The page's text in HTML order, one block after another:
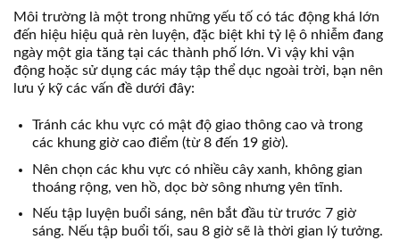
Môi trường là một trong những yếu tố có tác động khá lớn
đến hiệu hiệu quả rèn luyện, đặc biệt khi tỷ lệ ô nhiễm đang
ngày một gia tăng tại các thành phố lớn. Vì vậy khi vận
động hoặc sử dụng các máy tập thể dục ngoài trời, bạn nên
lưu ý kỹ các vấn đề dưới đây:
Tránh các khu vực có mật độ giao thông cao và trong
các khung giờ cao điểm (từ 8 đến 19 giờ).
Nên chọn các khu vực có nhiều cây xanh, không gian
thoáng rộng, ven hồ, dọc bờ sông nhưng yên tĩnh.
Nếu tập luyện buổi sáng, nên bắt đầu từ trước 7 giờ
sáng. Nếu tập buổi tối, sau 8 giờ sẽ là thời gian lý tưởng.